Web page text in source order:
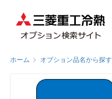
ホーム オプション品名から探す